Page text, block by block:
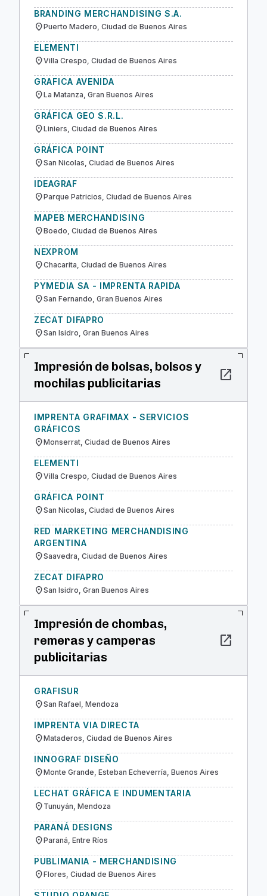
BRANDING MERCHANDISING S.A.
location_onPuerto Madero, Ciudad de Buenos Aires
ELEMENTI
location_onVilla Crespo, Ciudad de Buenos Aires
GRAFICA AVENIDA
location_onLa Matanza, Gran Buenos Aires
GRÁFICA GEO S.R.L.
location_onLiniers, Ciudad de Buenos Aires
GRÁFICA POINT
location_onSan Nicolas, Ciudad de Buenos Aires
IDEAGRAF
location_onParque Patricios, Ciudad de Buenos Aires
MAPEB MERCHANDISING
location_onBoedo, Ciudad de Buenos Aires
NEXPROM
location_onChacarita, Ciudad de Buenos Aires
PYMEDIA SA - IMPRENTA RAPIDA
location_onSan Fernando, Gran Buenos Aires
ZECAT DIFAPRO
location_onSan Isidro, Gran Buenos Aires
Impresión de bolsas, bolsos y
mochilas publicitarias
open_in_new
IMPRENTA GRAFIMAX - SERVICIOS
GRÁFICOS
location_onMonserrat, Ciudad de Buenos Aires
ELEMENTI
location_onVilla Crespo, Ciudad de Buenos Aires
GRÁFICA POINT
location_onSan Nicolas, Ciudad de Buenos Aires
RED MARKETING MERCHANDISING
ARGENTINA
location_onSaavedra, Ciudad de Buenos Aires
ZECAT DIFAPRO
location_onSan Isidro, Gran Buenos Aires
Impresión de chombas,
remeras y camperas
publicitarias
open_in_new
GRAFISUR
location_onSan Rafael, Mendoza
IMPRENTA VIA DIRECTA
location_onMataderos, Ciudad de Buenos Aires
INNOGRAF DISEÑO
location_onMonte Grande, Esteban Echeverría, Buenos Aires
LECHAT GRÁFICA E INDUMENTARIA
location_on Tunuyán, Mendoza
PARANÁ DESIGNS
location_onParaná, Entre Ríos
PUBLIMANIA - MERCHANDISING
location_onFlores, Ciudad de Buenos Aires